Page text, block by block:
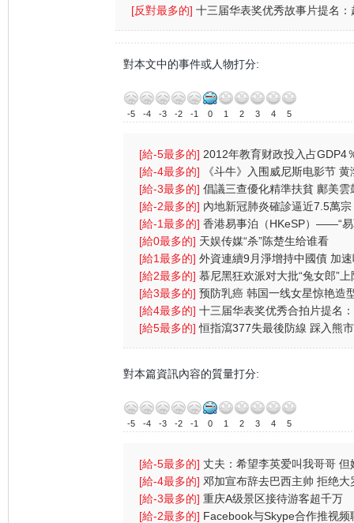
(图)
[反對最多的]十三届华表奖优秀故事片提名：
强台风
對本文中的事件或人物打分:
-5 -4 -3 -2 -1 0 1 2 3 4 5
[給-5最多的] 2012年教育财政投入占GDP4
财政支出首位
[給-4最多的]
《斗牛》入围威尼斯电影节 黄
戏受伤一
[給-3最多的]倡議三查優化精準扶貧 鄺美雲
中港學生
[給-2最多的] 內地新冠肺炎確診逼近7.5萬
北逾2000人
[給-1最多的]香港易事泊（HKeSP）——“
（eLink）”项目
[給0最多的] 天娱传媒“杀”陈楚生给谁看
[給1最多的]外資連續9月淨增持中國債 加
幣資產
[給2最多的]慕尼黑狂欢派对大批“兔女郎”上
(图)
[給3最多的]预防乳癌 韩国一线女星惊艳造
(图)
[給4最多的]十三届华表奖优秀合拍片提名
七号
[給5最多的]恒指瀉377失最後防線 踩入熊
央放水無
對本篇資訊內容的質量打分:
-5 -4 -3 -2 -1 0 1 2 3 4 5
[給-5最多的]丈夫：希望李英爱叫我哥哥 但
叫我总裁先
[給-4最多的]邓加宣布辞去巴西主帅 拒绝大
人含恨离
[給-3最多的]重庆A级景区接待游客超千万
[給-2最多的] Facebook与Skype合作推视频